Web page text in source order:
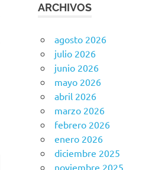
ARCHIVOS
agosto 2026
julio 2026
junio 2026
mayo 2026
abril 2026
marzo 2026
febrero 2026
enero 2026
diciembre 2025
noviembre 2025